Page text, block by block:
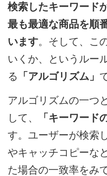
検索したキーワード
最も最適な商品を順
います。そして、こ
いくか、というルー
る 「アルゴリズム」
アルゴリズムの一つ
して、
「キーワード
す。ユーザーが検索
やキャッチコピーな
た場合の一致率をみ